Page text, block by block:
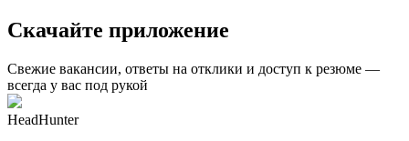
Скачайте приложение
Свежие вакансии, ответы на отклики и доступ к резюме —
всегда у вас под рукой
HeadHunter